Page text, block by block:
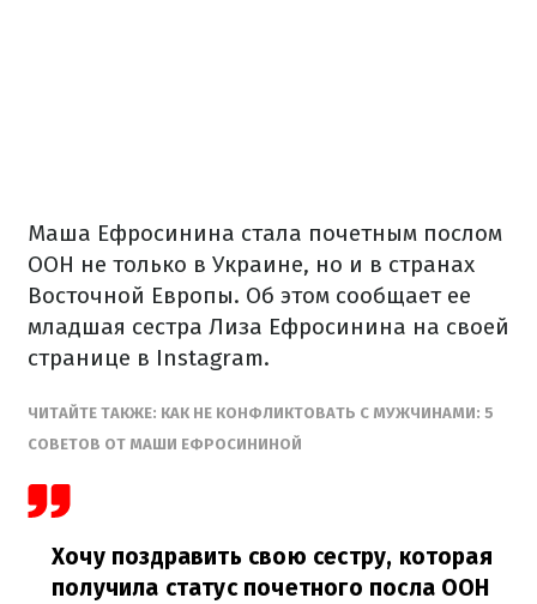
Маша Ефросинина стала почетным послом
ООН не только в Украине, но и в странах
Восточной Европы. Об этом сообщает ее
младшая сестра Лиза Ефросинина на своей
странице в Instagram.
ЧИТАЙТЕ ТАКЖЕ: КАК НЕ КОНФЛИКТОВАТЬ С МУЖЧИНАМИ: 5
СОВЕТОВ ОТ МАШИ ЕФРОСИНИНОЙ
Хочу поздравить свою сестру, которая
получила статус почетного посла ООН